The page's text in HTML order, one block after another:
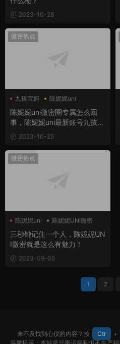
2023-10-28
微密热点
九孩宝妈
陈妮妮uni
陈妮妮uni微密圈
陈妮妮uni微密圈专属怎么回
事，陈妮妮uni最新账号九孩宝
妈？2023-10-25
微密热点
陈妮妮uni 陈妮妮UNI微密
三秒钟记住一个人，陈妮妮UN
I微密就是这么有魅力！
2023-09-05
1 2
来不及找到心仪的内容？按 Ctr +